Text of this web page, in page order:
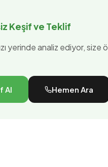
Keşif ve Teklif
yerinde analiz ediyor,
Al Hemen Ara